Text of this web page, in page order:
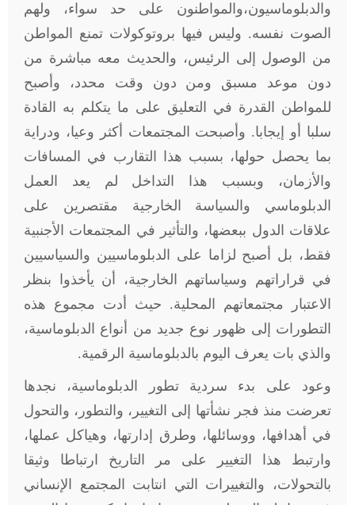
والدبلوماسيون،والمواطنون على حد سواء، ولهم
الصوت نفسه. وليس فيها بروتوكولات تمنع المواطن
من الوصول إلى الرئيس، والحديث معه مباشرة من
دون موعد مسبق ومن دون وقت محدد، وأصبح
للمواطن القدرة في التعليق على ما يتكلم به القادة
سلبا أو إيجابا. وأصبحت المجتمعات أكثر وعيا، ودراية
بما يحصل حولها، بسبب هذا التقارب في المسافات
والأزمان، وبسبب هذا التداخل لم يعد العمل
الدبلوماسي والسياسة الخارجية مقتصرين على
علاقات الدول ببعضها، والتأثير في المجتمعات الأجنبية
فقط، بل أصبح لزاما على الدبلوماسيين والسياسيين
في قراراتهم وسياساتهم الخارجية، أن يأخذوا بنظر
الاعتبار مجتمعاتهم المحلية. حيث أدت مجموع هذه
التطورات إلى ظهور نوع جديد من أنواع الدبلوماسية،
والذي بات يعرف اليوم بالدبلوماسية الرقمية.
وعود على بدء سردية تطور الدبلوماسية، نجدها
تعرضت منذ فجر نشأتها إلى التغيير، والتطور، والتحول
في أهدافها، ووسائلها، وطرق إدارتها، وهياكل عملها،
وارتبط هذا التغيير على مر التاريخ ارتباطا وثيقا
بالتحولات، والتغييرات التي انتابت المجتمع الإنساني